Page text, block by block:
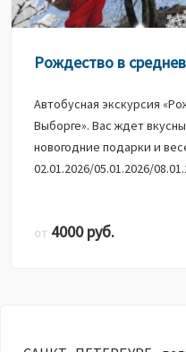
Рождество в
Автобусная экскурсия
Выборге». Вас ждет
новогодние подарки и
02.01.2026/05.01.2026/
от 4000 руб.